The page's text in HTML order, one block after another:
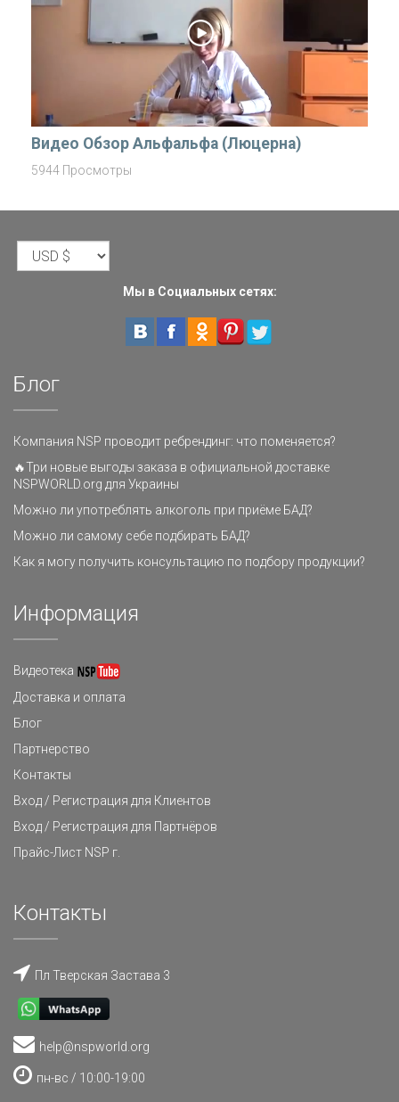
Видео Обзор Альфальфа (Люцерна)
5944 Просмотры
Мы в Социальных сетях:
Блог
Компания NSP проводит ребрендинг: что поменяется?
🔥Три новые выгоды заказа в официальной доставке
NSPWORLD.org для Украины
Можно ли употреблять алкоголь при приёме БАД?
Можно ли самому себе подбирать БАД?
Как я могу получить консультацию по подбору продукции?
Информация
Видеотека
Доставка и оплата
Блог
Партнерство
Контакты
Вход / Регистрация для Клиентов
Вход / Регистрация для Партнёров
Прайс-Лист NSP г.
Контакты
Пл Тверская Застава 3
help@nspworld.org
пн-вс / 10:00-19:00